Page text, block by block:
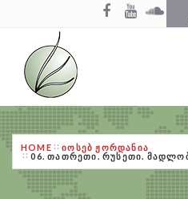
HOME
ᲘᲝᲡᲔᲑ ᲟᲝᲠᲓᲐᲜᲘᲐ
06. ᲗᲐᲗᲠᲔᲗᲘ. ᲠᲣᲡᲔᲗᲘ.